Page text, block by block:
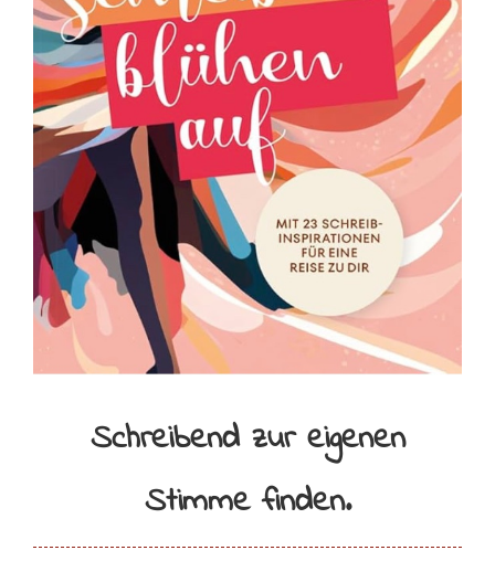
Schreibend zur eigenen
Stimme finden.